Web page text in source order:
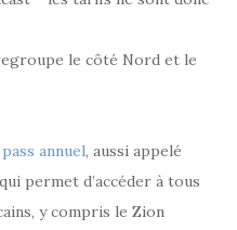
le côté Nord et le
pass annuel, aussi appelé
qui permet d’accéder à tous
y compris le Zion